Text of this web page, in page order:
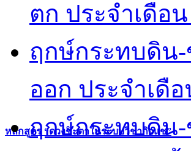
หลักสูตร “ดวงชะตาในระบบวิชากิวแช”
ตก ประจำเดือ
ฤกษ์กระทบดิน
ออก ประจำเดื
ฤกษ์กระทบดิน-